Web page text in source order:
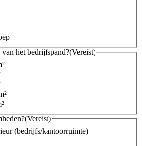
het bedrijfspand?(Vereist)
(Vereist)
(bedrijfs/kantoorruimte)